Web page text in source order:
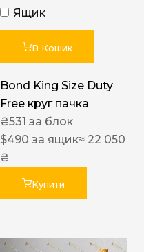
Ящик
В Кошик
Bond King Size Duty
Free круг пачка
₴531 за блок
$490 за ящик≈ 22 050
₴
Купити